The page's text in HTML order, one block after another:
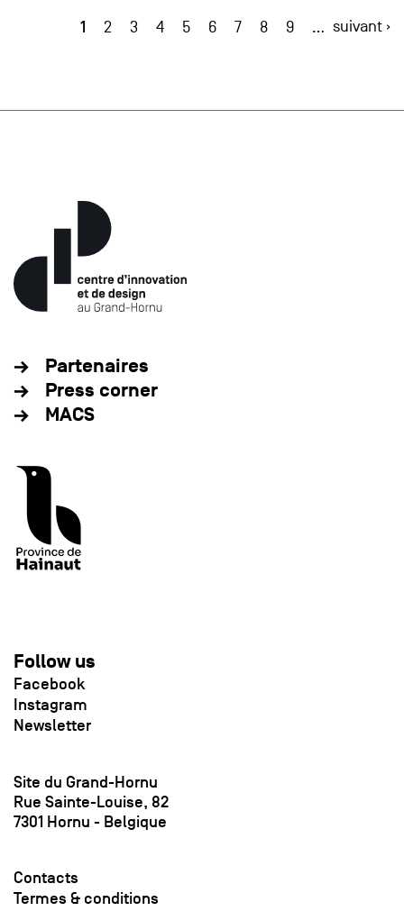
1 2 3 4 5 6 7 8 9 … suivant ›
Partenaires
Press corner
MACS
Follow us
Facebook
Instagram
Newsletter
Site du Grand-Hornu
Rue Sainte-Louise, 82
7301 Hornu - Belgique
Contacts
Termes & conditions